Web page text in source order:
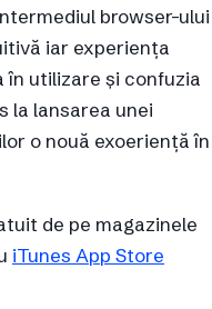
browser-ului
iar experiența
în utilizare și confuzia
la lansarea unei
o nouă exoeriență în
de pe magazinele
iTunes App Store